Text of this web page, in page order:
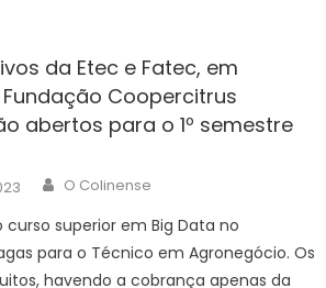
da Etec e Fatec, em
Coopercitrus
abertos para o 1º semestre
Author
O Colinense
curso superior em Big Data no
para o Técnico em Agronegócio. Os
havendo a cobrança apenas da